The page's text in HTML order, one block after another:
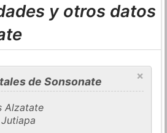
y otros datos
×
de Sonsonate
Alzatate